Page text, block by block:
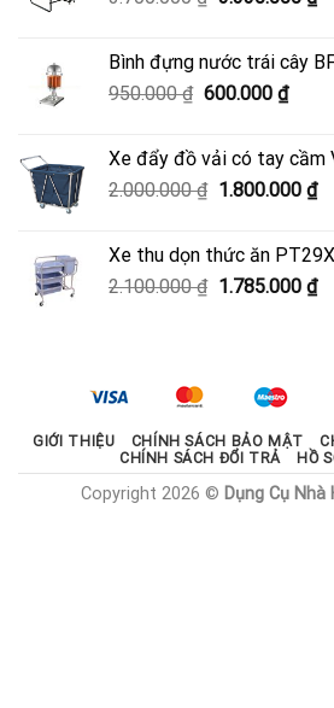
3.700.000 ₫.là:
Bình đựng nước trái cây
950.000₫ Giá
950.000 ₫.
600.000 ₫Giá
là:
Xe đẩy đồ vải có tay cầm
2.000.000₫ Giá
2.000.000 ₫.
1.800.000 ₫Giá
là:
Xe thu dọn thức ăn
2.100.000₫ Giá
1.785.000 ₫Giá
GIỚI THIỆU CHÍNH SÁCH BẢO MẬT
CHÍNH SÁCH ĐỔI TRẢ
HỒ
Copyright 2026 © Dụng Cụ Nhà